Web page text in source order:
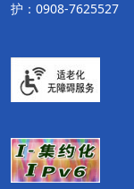
护：0908-7625527